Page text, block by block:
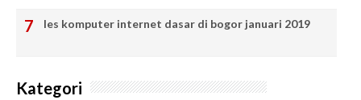
les komputer internet dasar di bogor januari 2019
Kategori